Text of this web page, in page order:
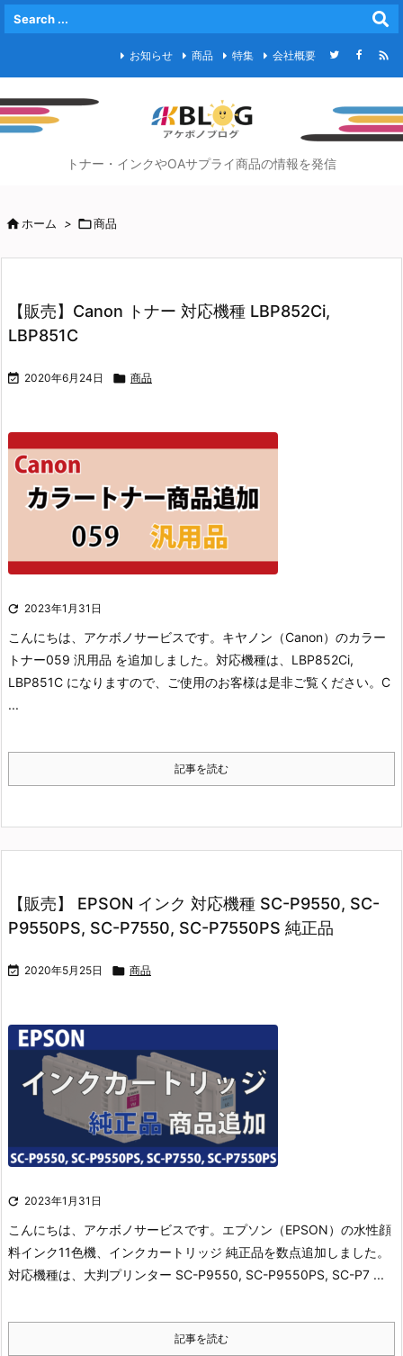
お知らせ 商品 特集 会社概要 
トナー・インクやOAサプライ商品の情報を発信
ホーム > 商品
【販売】Canon トナー 対応機種 LBP852Ci,
LBP851C
 2020年6月24日  商品
 2023年1月31日
こんにちは、アケボノサービスです。 キヤノン（Canon）のカラー
トナー059 汎用品 を追加しました。 対応機種は、LBP852Ci,
LBP851C になりますので、ご使用のお客様は是非ご覧ください。 C
...
記事を読む
【販売】 EPSON インク 対応機種 SC-P9550, SC-
P9550PS, SC-P7550, SC-P7550PS 純正品
 2020年5月25日  商品
 2023年1月31日
こんにちは、アケボノサービスです。 エプソン（EPSON）の水性顔
料インク11色機、インクカートリッジ 純正品を数点追加しました。
対応機種は、大判プリンター SC-P9550, SC-P9550PS, SC-P7 ...
記事を読む